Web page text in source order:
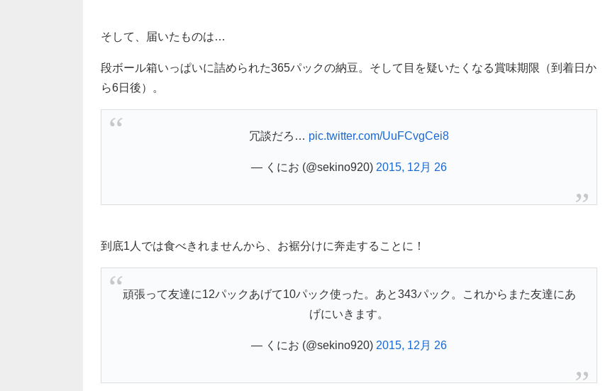
そして、届いたものは…
段ボール箱いっぱいに詰められた365パックの納豆。そして目を疑いたくなる賞味期限（到着日か
ら6日後）。
冗談だろ… pic.twitter.com/UuFCvgCei8
— くにお (@sekino920) 2015, 12月 26
到底1人では食べきれませんから、お裾分けに奔走することに！
頑張って友達に12パックあげて10パック使った。あと343パック。これからまた友達にあ
げにいきます。
— くにお (@sekino920) 2015, 12月 26